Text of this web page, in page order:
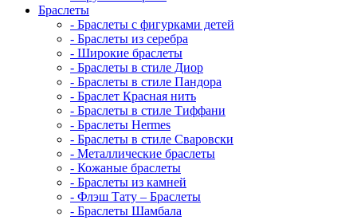
Браслеты
- Браслеты с фигурками детей
- Браслеты из серебра
- Широкие браслеты
- Браслеты в стиле Диор
- Браслеты в стиле Пандора
- Браслет Красная нить
- Браслеты в стиле Тиффани
- Браслеты Hermes
- Браслеты в стиле Сваровски
- Металлические браслеты
- Кожаные браслеты
- Браслеты из камней
- Флэш Тату – Браслеты
- Браслеты Шамбала